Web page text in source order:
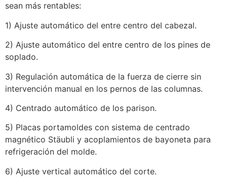
sean más rentables:
1) Ajuste automático del entre centro del cabezal.
2) Ajuste automático del entre centro de los pines de
soplado.
3) Regulación automática de la fuerza de cierre sin
intervención manual en los pernos de las columnas.
4) Centrado automático de los parison.
5) Placas portamoldes con sistema de centrado
magnético Stäubli y acoplamientos de bayoneta para
refrigeración del molde.
6) Ajuste vertical automático del corte.